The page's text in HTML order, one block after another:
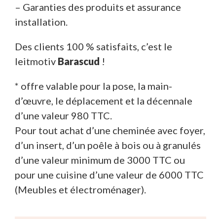
– Garanties des produits et assurance
installation.
Des clients 100 % satisfaits, c’est le
leitmotiv Barascud !
* offre valable pour la pose, la main-
d’œuvre, le déplacement et la décennale
d’une valeur 980 TTC.
Pour tout achat d’une cheminée avec foyer,
d’un insert, d’un poêle à bois ou à granulés
d’une valeur minimum de 3000 TTC ou
pour une cuisine d’une valeur de 6000 TTC
(Meubles et électroménager).